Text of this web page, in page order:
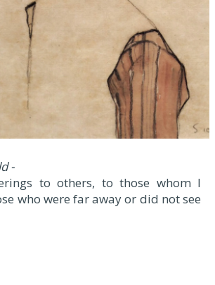
-
to others, to those whom I
who were far away or did not see